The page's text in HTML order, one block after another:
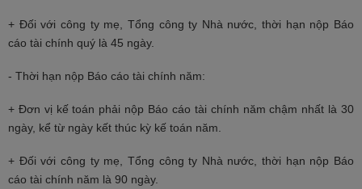
+ Đối với công ty mẹ, Tổng công ty Nhà nước, thời hạn nộp Báo
cáo tài chính quý là 45 ngày.
- Thời hạn nộp Báo cáo tài chính năm:
+ Đơn vị kế toán phải nộp Báo cáo tài chính năm chậm nhất là 30
ngày, kể từ ngày kết thúc kỳ kế toán năm.
+ Đối với công ty mẹ, Tổng công ty Nhà nước, thời hạn nộp Báo
cáo tài chính năm là 90 ngày.